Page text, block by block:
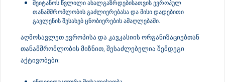
შეიტანოს წვლილი ახალგაზრდებისათვის ევროპულ
თანამშრომლობის გაძლიერებასა და მისი დადებითი
გავლენის შესახებ ცნობიერების ამაღლებაში.
აღმოსავლეთ ევროპისა და კავკასიის ორგანიზაციებთან
თანამშრომლობის მიზნით, შესაძლებელია შემდეგი
აქტივობები: